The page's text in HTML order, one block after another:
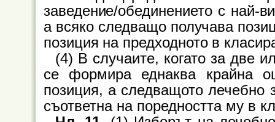
заведение/обединението с най-
а всяко следващо получава
позиция на предходното в
(4) В случаите, когато за две
се формира еднаква крайна
позиция, а следващото лечебно
съответна на поредността му в